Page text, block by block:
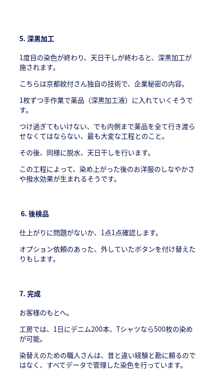
5. 深黒加工
1度目の染色が終わり、天日干しが終わると、深黒加工が
施されます。
こちらは京都紋付さん独自の技術で、企業秘密の内容。
1枚ずつ手作業で薬品（深黒加工液）に入れていくそうで
す。
つけ過ぎてもいけない、でも内側まで薬品を全て行き渡ら
せなくてはならない、最も大変な工程とのこと。
その後、同様に脱水、天日干しを行います。
この工程によって、染め上がった後のお洋服のしなやかさ
や撥水効果が生まれるそうです。
6. 後検品
仕上がりに問題がないか、1点1点確認します。
オプション依頼のあった、外していたボタンを付け替えた
りもします。
7. 完成
お客様のもとへ。
工房では、1日にデニム200本、Tシャツなら500枚の染め
が可能。
染替えのための職人さんは、昔と違い経験と勘に頼るので
はなく、すべてデータで管理した染色を行っています。